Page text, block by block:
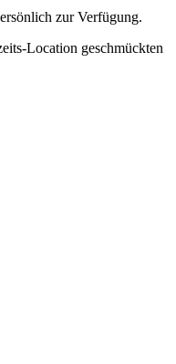
zur Verfügung.
Location geschmückten